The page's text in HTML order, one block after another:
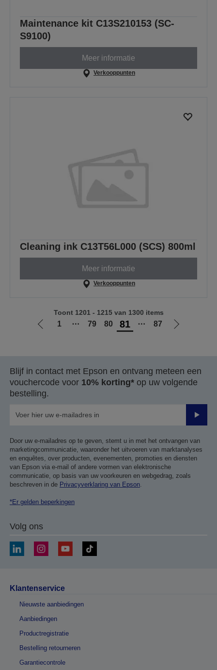
Maintenance kit C13S210153 (SC-
S9100)
Meer informatie
Verkooppunten
Cleaning ink C13T56L000 (SCS) 800ml
Meer informatie
Verkooppunten
Ga
1 ⋯ 79 80 81 ⋯ 87
Ga
pagina
Toont 1201 - 1215 van 1300 items
Blijf in contact met Epson en ontvang meteen een
vouchercode voor 10% korting* op uw volgende
bestelling.
Door uw e-mailadres op te geven, stemt u in met het ontvangen van
marketingcommunicatie, waaronder het uitvoeren van marktanalyses
en enquêtes, over producten, evenementen, promoties en diensten
van Epson via e-mail of andere vormen van elektronische
communicatie, op basis van uw voorkeuren en webgedrag, zoals
beschreven in de Privacyverklaring van Epson.
*Er gelden beperkingen
Volg ons
Klantenservice
Nieuwste aanbiedingen
Aanbiedingen
Productregistratie
Bestelling retourneren
Garantiecontrole